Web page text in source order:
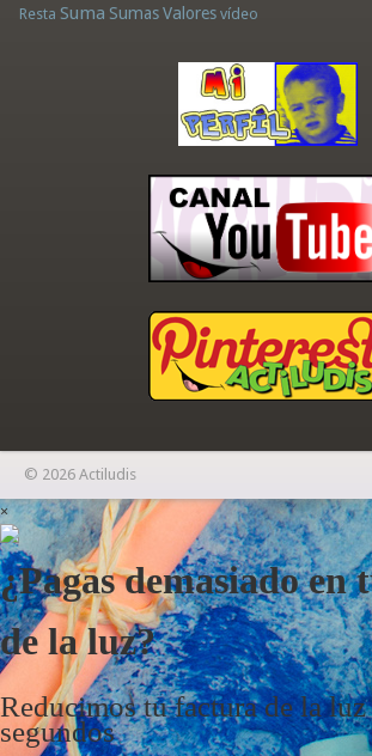
Resta Suma Sumas Valores vídeo
© 2026 Actiludis
×
¿Pagas demasiado en
de la luz?
Reducimos tu factura de la luz
segundos